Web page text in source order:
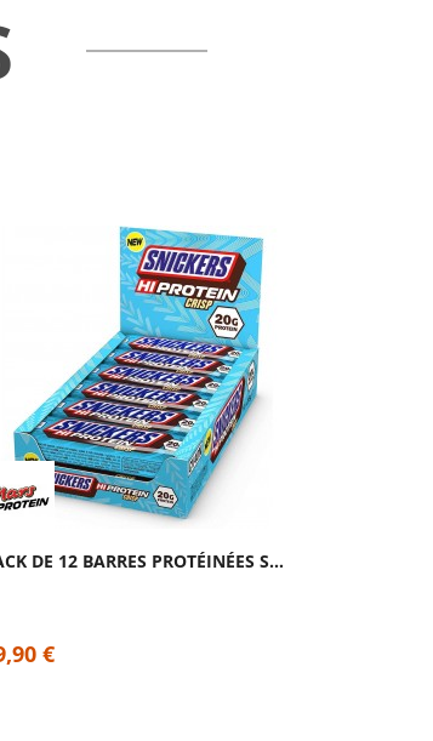
PACK DE 12 BARRES PROTÉINÉES SNICKERS...
€